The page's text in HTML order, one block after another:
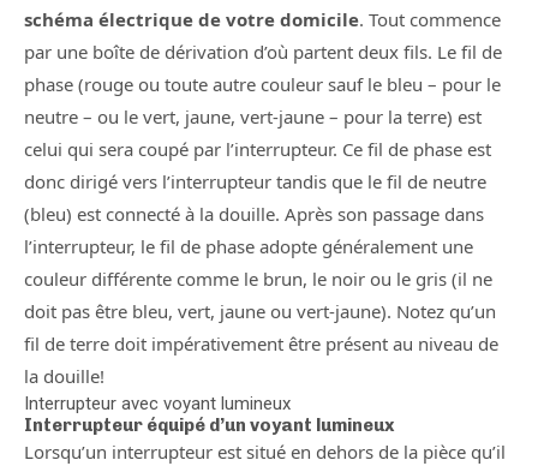
schéma électrique de votre domicile. Tout commence
par une boîte de dérivation d’où partent deux fils. Le fil de
phase (rouge ou toute autre couleur sauf le bleu – pour le
neutre – ou le vert, jaune, vert-jaune – pour la terre) est
celui qui sera coupé par l’interrupteur. Ce fil de phase est
donc dirigé vers l’interrupteur tandis que le fil de neutre
(bleu) est connecté à la douille. Après son passage dans
l’interrupteur, le fil de phase adopte généralement une
couleur différente comme le brun, le noir ou le gris (il ne
doit pas être bleu, vert, jaune ou vert-jaune). Notez qu’un
fil de terre doit impérativement être présent au niveau de
la douille!
Interrupteur avec voyant lumineux
Interrupteur équipé d’un voyant lumineux
Lorsqu’un interrupteur est situé en dehors de la pièce qu’il